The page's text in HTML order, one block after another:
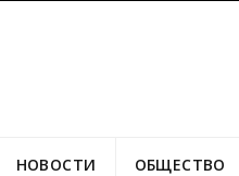
НОВОСТИ ОБЩЕСТВО